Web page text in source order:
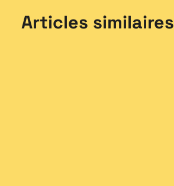
Articles similaires